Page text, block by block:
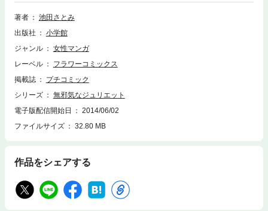
著者
池田さとみ
出版社
小学館
ジャンル
女性マンガ
レーベル
フラワーコミックス
掲載誌
プチコミック
シリーズ
無邪気なジュリエット
電子版配信開始日
2014/06/02
ファイルサイズ
32.80 MB
作品をシェアする